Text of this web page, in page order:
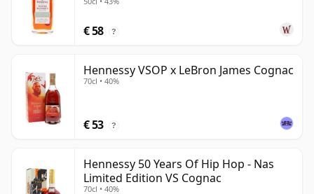
€ 58 ?
Hennessy VSOP x LeBron James Cognac
70cl • 40%
€ 53 ?
Hennessy 50 Years Of Hip Hop - Nas
Limited Edition VS Cognac
70cl • 40%